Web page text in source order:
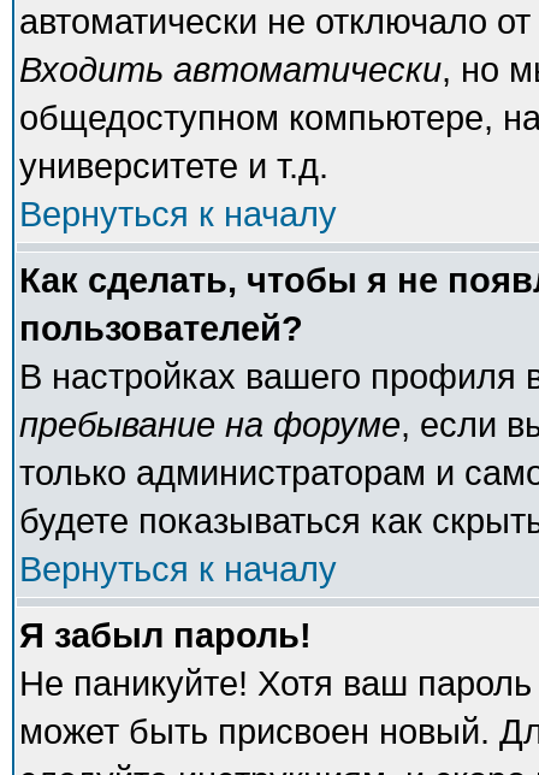
автоматически не отключало
Входить автоматически, но
общедоступном компьютере,
университете и т.д.
Вернуться к началу
Как сделать, чтобы я не
пользователей?
В настройках вашего
пребывание на форуме, если
только администраторам и
будете показываться как
Вернуться к началу
Я забыл пароль!
Не паникуйте! Хотя ваш
может быть присвоен новый.